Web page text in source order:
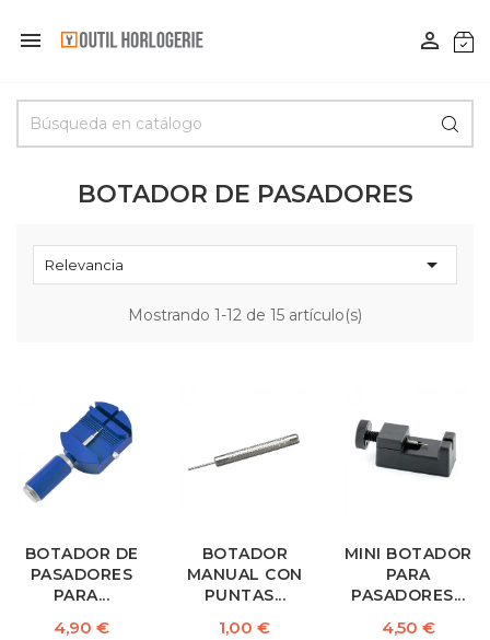
 
BOTADOR DE PASADORES
Relevancia 
Mostrando 1-12 de 15 artículo(s)
BOTADOR DE
PASADORES
PARA...
Precio
4,90 €
BOTADOR
MANUAL CON
PUNTAS...
Precio
1,00 €
MINI BOTADOR
PARA
PASADORES...
Precio
4,50 €